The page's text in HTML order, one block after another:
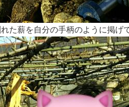
た薪を自分の手柄のように掲げ